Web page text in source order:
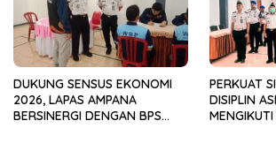
DUKUNG SENSUS EKONOMI
2026, LAPAS AMPANA
BERSINERGI DENGAN BPS
PERKUAT
DISIPLIN